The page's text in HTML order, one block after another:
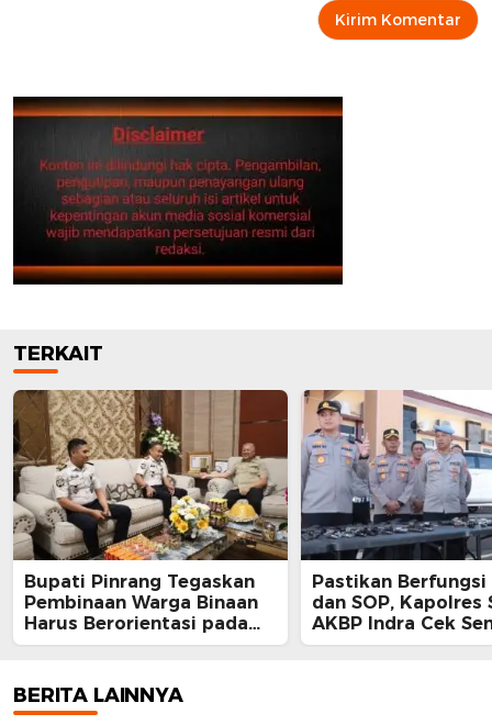
TERKAIT
Bupati Pinrang Tegaskan
Pembinaan Warga Binaan
Harus Berorientasi pada
Reintegrasi Sosial
Pastikan Berfungsi
dan SOP, Kapolres
AKBP Indra Cek
Personil
BERITA LAINNYA